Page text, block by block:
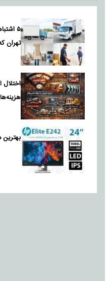
۵
تهران
اختلال
بهترین مانیتور